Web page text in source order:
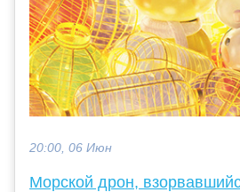
20:00, 06 Июн
Морской дрон,